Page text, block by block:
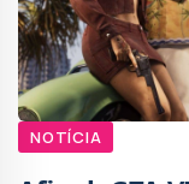
NOTÍCIA